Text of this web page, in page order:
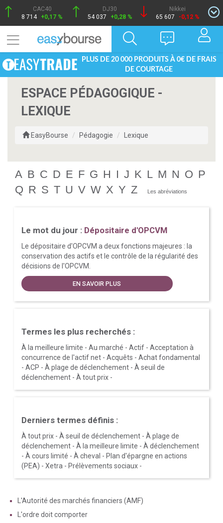
CAC40
8 714 +0,17 %
DJ30
54 037
+0,28 %
Nikkei
65 607
-0,12 %
PLUS DE 20 000 PRODUITS À 0€ DE FRAIS
DE COURTAGE
ESPACE PÉDAGOGIQUE -
LEXIQUE
EasyBourse Pédagogie Lexique
A B C D E F G H I J K L M N O P
Q R S T U V W X Y Z Les abréviations
Le mot du jour : Dépositaire d'OPCVM
Le dépositaire d'OPCVM a deux fonctions majeures : la
conservation des actifs et le contrôle de la régularité des
décisions de l'OPCVM.
EN SAVOIR PLUS
Termes les plus recherchés :
À la meilleure limite - Au marché - Actif- Acceptation à
concurrence de l'actif net- Acquêts - Achat fondamental
- ACP - À plage de déclenchement- À seuil de
déclenchement- À tout prix-
Derniers termes définis :
À tout prix- À seuil de déclenchement- À plage de
déclenchement- À la meilleure limite - À déclenchement
- À cours limité - À cheval - Plan d'épargne en actions
(PEA) - Xetra - Prélèvements sociaux-
L'Autorité des marchés financiers (AMF)
L'ordre doit comporter